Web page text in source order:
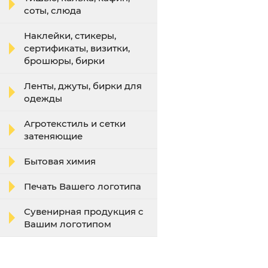
соты, слюда
Наклейки, стикеры,
сертификаты, визитки,
брошюры, бирки
Ленты, джуты, бирки для
одежды
Агротекстиль и сетки
затеняющие
Бытовая химия
Печать Вашего логотипа
Сувенирная продукция с
Вашим логотипом